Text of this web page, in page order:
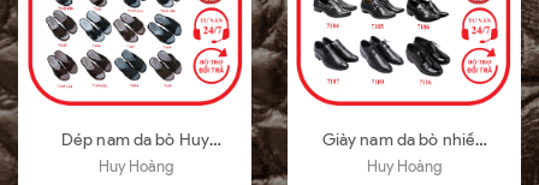
Dép nam da bò Huy
Hoàng nhiều loại nhiều
Huy Hoàng
Giày nam da bò nhiều
loại màu đen HD7101-
Huy Hoàng